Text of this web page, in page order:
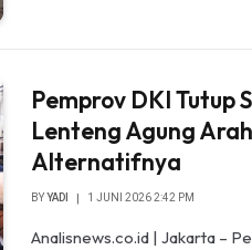
Pemprov DKI Tutup
Lenteng Agung
Alternatifnya
BY YADI 1 JUNI 2026 2:42 PM
Analisnews.co.id | Jakarta –